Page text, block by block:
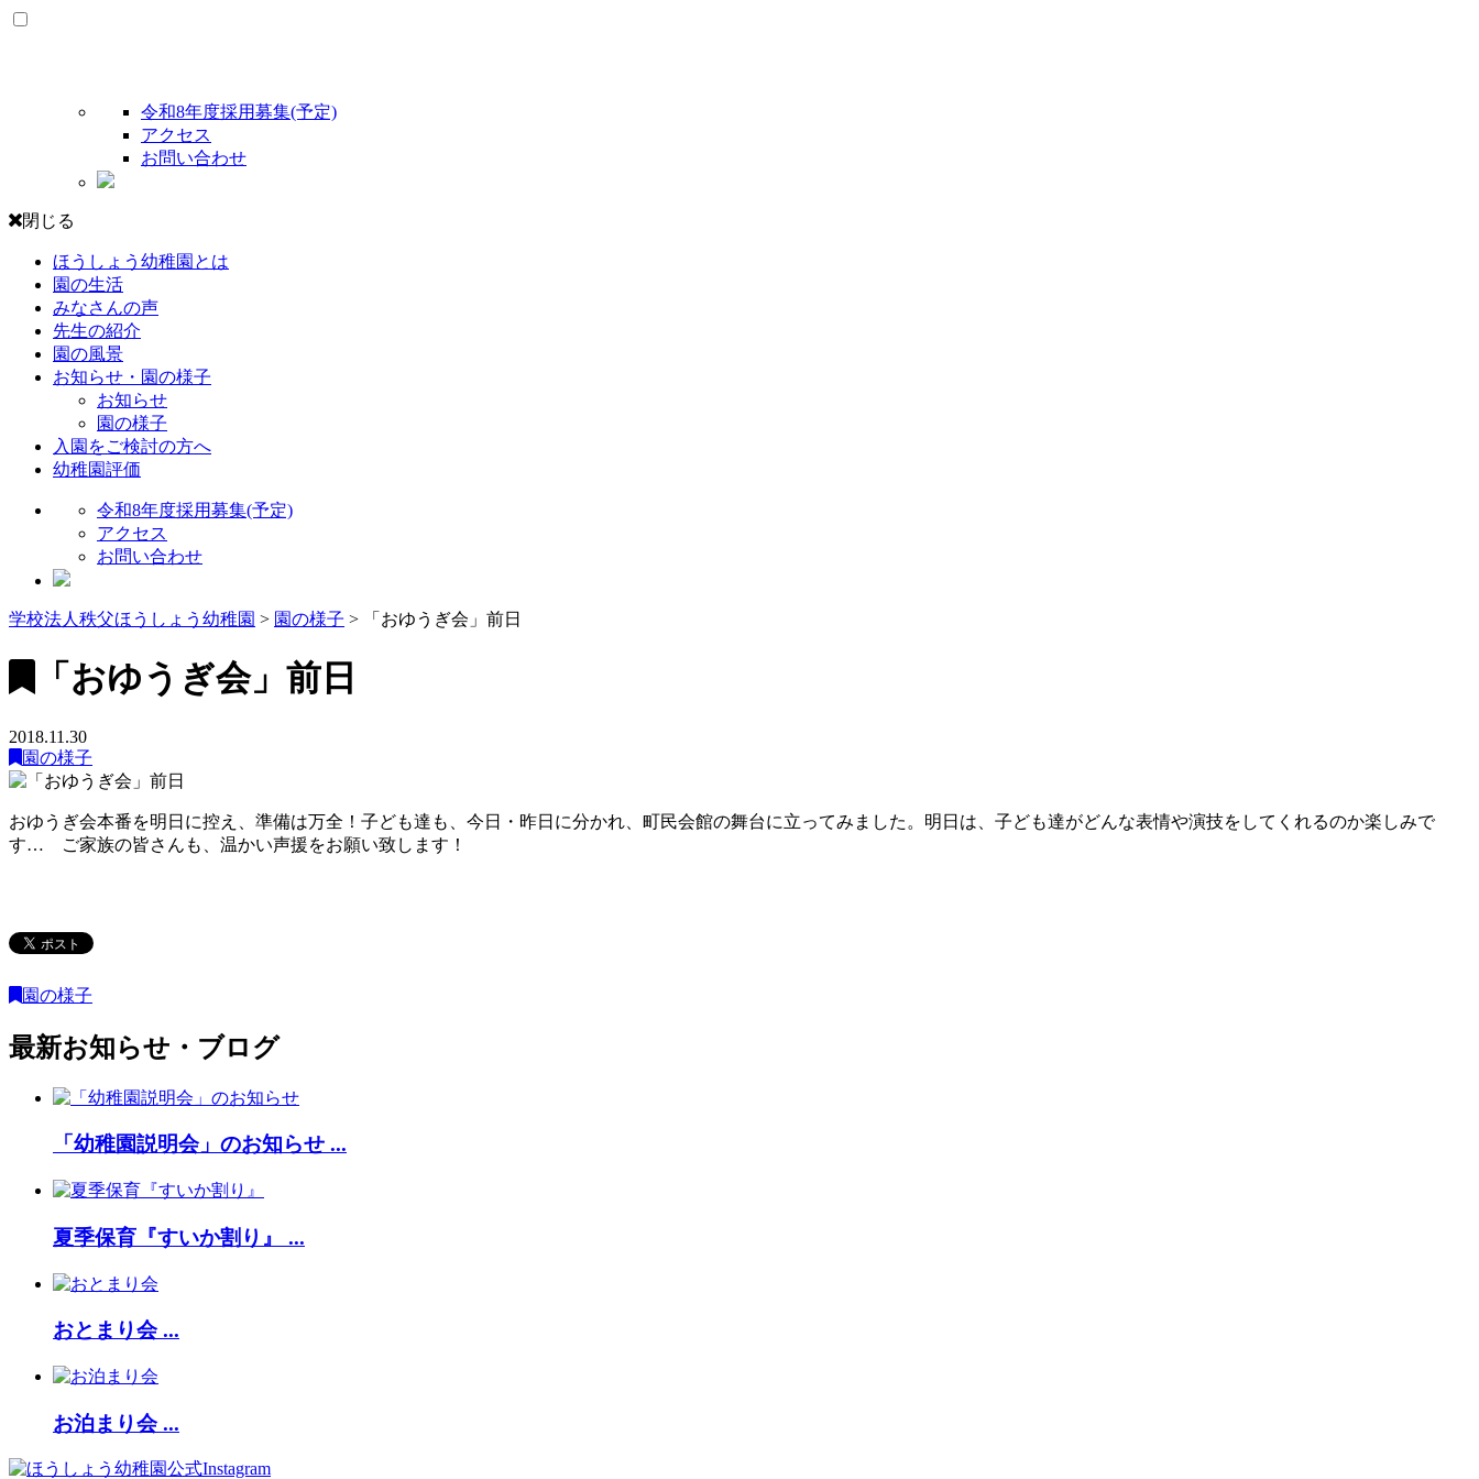
令和8年度採用募集(予定)
アクセス
お問い合わせ
閉じる
ほうしょう幼稚園とは
園の生活
みなさんの声
先生の紹介
園の風景
お知らせ・園の様子
お知らせ
園の様子
入園をご検討の方へ
幼稚園評価
令和8年度採用募集(予定)
アクセス
お問い合わせ
学校法人秩父ほうしょう幼稚園 > 園の様子 > 「おゆうぎ会」前日
「おゆうぎ会」前日
2018.11.30
園の様子
おゆうぎ会本番を明日に控え、準備は万全！子ども達も、今日・昨日に分かれ、町民会館の舞台に立ってみました。明日は、子ども達がどんな表情や演技をしてくれるのか楽しみで
す… ご家族の皆さんも、温かい声援をお願い致します！
園の様子
最新お知らせ・ブログ
「幼稚園説明会」のお知らせ ...
夏季保育『すいか割り』 ...
おとまり会 ...
お泊まり会 ...